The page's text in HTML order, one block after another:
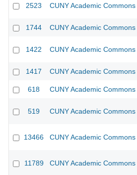
2523 CUNY Academic Commons
1744 CUNY Academic Commons
1422 CUNY Academic Commons
1417 CUNY Academic Commons
618 CUNY Academic Commons
519 CUNY Academic Commons
13466 CUNY Academic Commons
11789 CUNY Academic Commons